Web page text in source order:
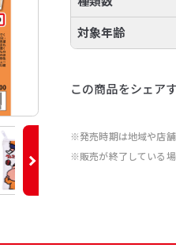
対象年齢
この商品をシェア
※発売時期は地域や店舗
※販売が終了している